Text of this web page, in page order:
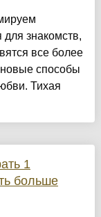
знакомств,
все более
способы
Тихая
1
больше